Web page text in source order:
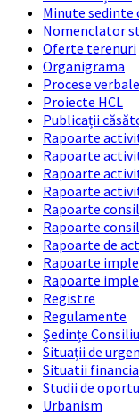
Minute sedinte
Nomenclator
Oferte terenuri
Organigrama
Procese
Proiecte HCL
Publicații
Rapoarte
Rapoarte
Rapoarte
Rapoarte
Rapoarte
Rapoarte
Rapoarte de
Rapoarte
Rapoarte
Registre
Regulamente
Ședințe
Situații de
Situatii
Studii de
Urbanism